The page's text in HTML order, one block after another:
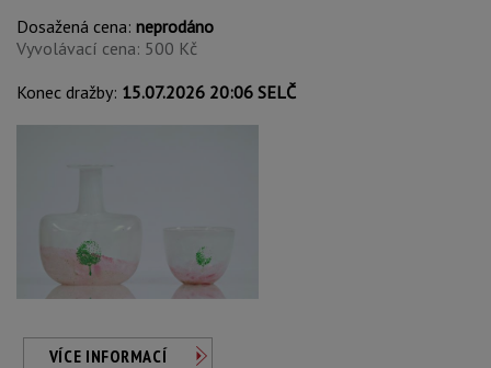
Dosažená cena: neprodáno
Vyvolávací cena: 500 Kč
Konec dražby: 15.07.2026 20:06 SELČ
VÍCE INFORMACÍ